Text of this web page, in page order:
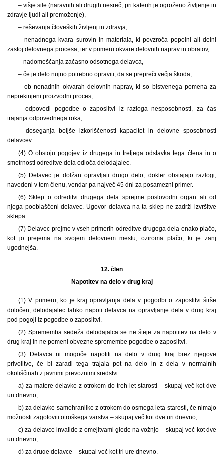
– višje sile (naravnih ali drugih nesreč, pri katerih je ogroženo življenje in
zdravje ljudi ali premoženje),
– reševanja človeških življenj in zdravja,
– nenadnega kvara surovin in materiala, ki povzroča popolni ali delni
zastoj delovnega procesa, ter v primeru okvare delovnih naprav in obratov,
– nadomeščanja začasno odsotnega delavca,
– če je delo nujno potrebno opraviti, da se prepreči večja škoda,
– ob nenadnih okvarah delovnih naprav, ki so bistvenega pomena za
neprekinjeni proizvodni proces,
– odpovedi pogodbe o zaposlitvi iz razloga nesposobnosti, za čas
trajanja odpovednega roka,
– doseganja boljše izkoriščenosti kapacitet in delovne sposobnosti
delavcev.
(4) O obstoju pogojev iz drugega in tretjega odstavka tega člena in o
smotrnosti odreditve dela odloča delodajalec.
(5) Delavec je dolžan opravljati drugo delo, dokler obstajajo razlogi,
navedeni v tem členu, vendar pa največ 45 dni za posamezni primer.
(6) Sklep o odreditvi drugega dela sprejme poslovodni organ ali od
njega pooblaščeni delavec. Ugovor delavca na ta sklep ne zadrži izvršitve
sklepa.
(7) Delavec prejme v vseh primerih odreditve drugega dela enako plačo,
kot jo prejema na svojem delovnem mestu, oziroma plačo, ki je zanj
ugodnejša.
12. člen
Napotitev na delo v drug kraj
(1) V primeru, ko je kraj opravljanja dela v pogodbi o zaposlitvi širše
določen, delodajalec lahko napoti delavca na opravljanje dela v drug kraj
pod pogoji iz pogodbe o zaposlitvi.
(2) Sprememba sedeža delodajalca se ne šteje za napotitev na delo v
drug kraj in ne pomeni obvezne spremembe pogodbe o zaposlitvi.
(3) Delavca ni mogoče napotiti na delo v drug kraj brez njegove
privolitve, če bi zaradi tega trajala pot na delo in z dela v normalnih
okoliščinah z javnimi prevoznimi sredstvi:
a) za matere delavke z otrokom do treh let starosti – skupaj več kot dve
uri dnevno,
b) za delavke samohranilke z otrokom do osmega leta starosti, če nimajo
možnosti zagotoviti otroškega varstva – skupaj več kot dve uri dnevno,
c) za delavce invalide z omejitvami glede na vožnjo – skupaj več kot dve
uri dnevno,
d) za druge delavce – skupaj več kot tri ure dnevno.